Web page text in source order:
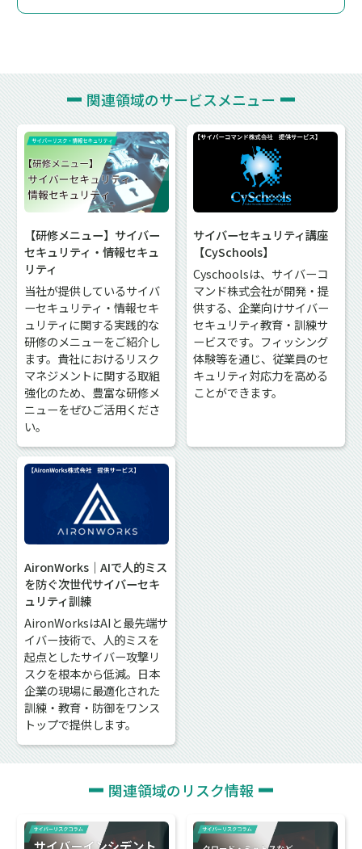
関連領域のサービスメニュー
【研修メニュー】サイバー
セキュリティ・情報セキュ
リティ
当社が提供しているサイバ
ーセキュリティ・情報セキ
ュリティに関する実践的な
研修のメニューをご紹介し
ます。貴社におけるリスク
マネジメントに関する取組
強化のため、豊富な研修メ
ニューをぜひご活用くださ
い。
サイバーセキュリティ講座
【CySchools】
Cyschoolsは、サイバーコ
マンド株式会社が開発・提
供する、企業向けサイバー
セキュリティ教育・訓練サ
ービスです。フィッシング
体験等を通じ、従業員のセ
キュリティ対応力を高める
ことができます。
AironWorks｜AIで人的ミス
を防ぐ次世代サイバーセキ
ュリティ訓練
AironWorksはAIと最先端サ
イバー技術で、人的ミスを
起点としたサイバー攻撃リ
スクを根本から低減。日本
企業の現場に最適化された
訓練・教育・防御をワンス
トップで提供します。
関連領域のリスク情報